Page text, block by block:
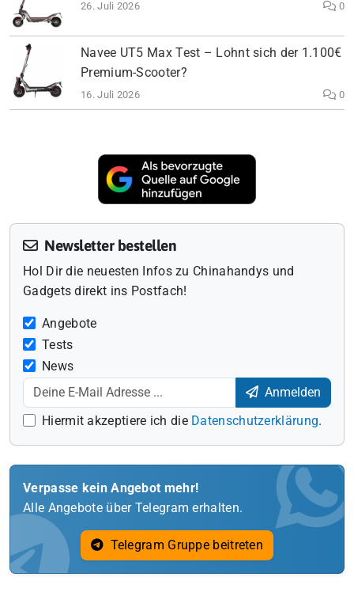
26. Juli 2026 0
Navee UT5 Max Test – Lohnt sich der 1.100€
Premium-Scooter?
16. Juli 2026 0
Newsletter bestellen
Hol Dir die neuesten Infos zu Chinahandys und
Gadgets direkt ins Postfach!
Angebote
Tests
News
Anmelden
Hiermit akzeptiere ich die Datenschutzerklärung.
Verpasse kein Angebot mehr!
Alle Angebote über Telegram erhalten.
Telegram Gruppe beitreten